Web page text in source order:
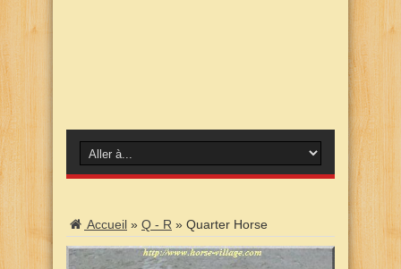
Accueil » Q - R » Quarter Horse